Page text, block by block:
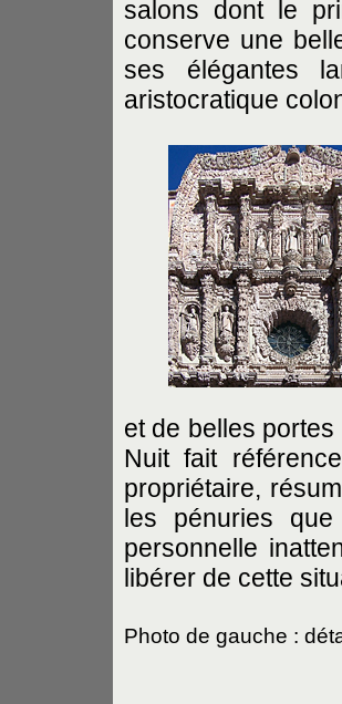
salons dont le
conserve une
ses élégantes
aristocratique
et de belles portes
Nuit fait
propriétaire,
les pénuries
personnelle
libérer de cette
Photo de gauche :